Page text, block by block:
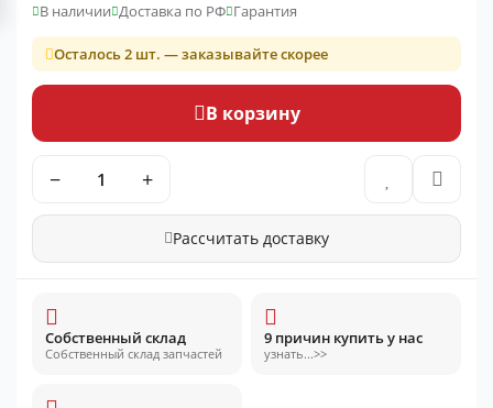
В наличии Доставка по РФ Гарантия
Осталось 2 шт. — заказывайте скорее
В корзину
− +
Рассчитать доставку
Собственный склад
Собственный склад запчастей
9 причин купить у нас
узнать...>>